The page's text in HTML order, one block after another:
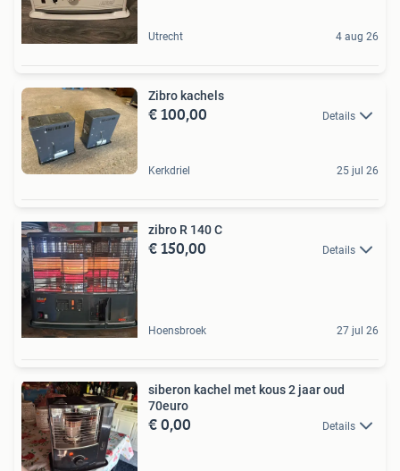
Utrecht 4 aug 26
Zibro kachels
€ 100,00 Details
Kerkdriel 25 jul 26
zibro R 140 C
€ 150,00 Details
Hoensbroek 27 jul 26
siberon kachel met kous 2 jaar oud
70euro
€ 0,00 Details